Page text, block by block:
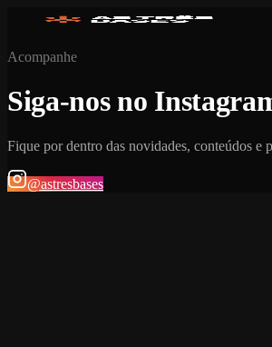
Acompanhe
Siga-nos no
Fique por dentro das novidades, conteúdos e
@astresbases